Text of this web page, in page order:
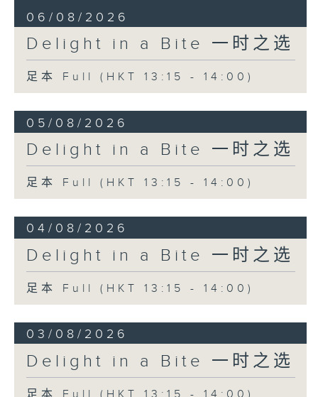
How can I not miss her 教我如何不想
她
Jingma Fan (tenor) 范竞马 (男高音)
Reinild Mees (piano)
Lincoln Lo & Law Wai-Lun 罗坚、罗
伟伦
Shadows in Motion: Heaven and
Earth, from Symphonic Poem
"Journey Through Taoyuan" 交响音画
乐团
Qu Chun-quan (conductor) 瞿春泉
(指挥)
06/08/2026
Delight in a Bite 一时之选
足本 Full (HKT 13:15 - 14:00)
05/08/2026
Delight in a Bite 一时之选
足本 Full (HKT 13:15 - 14:00)
04/08/2026
Delight in a Bite 一时之选
足本 Full (HKT 13:15 - 14:00)
03/08/2026
Delight in a Bite 一时之选
足本 Full (HKT 13:15 - 14:00)